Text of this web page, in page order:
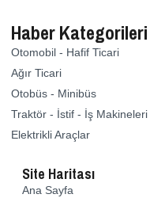
Haber Kategorileri
Otomobil - Hafif Ticari
Ağır Ticari
Otobüs - Minibüs
Traktör - İstif - İş Makineleri
Elektrikli Araçlar
Site Haritası
Ana Sayfa